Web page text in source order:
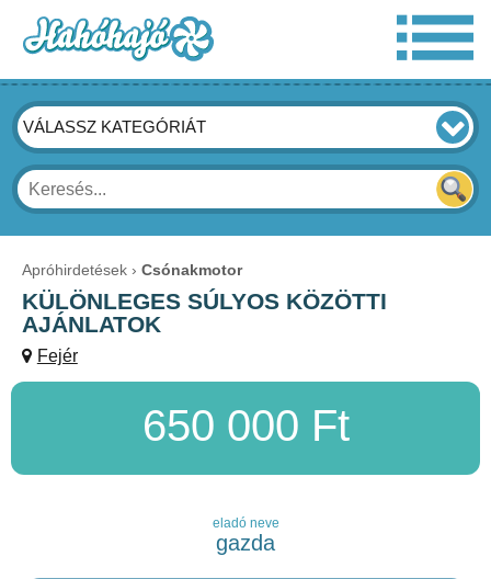
VÁLASSZ KATEGÓRIÁT
Apróhirdetések Csónakmotor
KÜLÖNLEGES SÚLYOS KÖZÖTTI
AJÁNLATOK
Fejér
650 000 Ft
eladó neve
gazda